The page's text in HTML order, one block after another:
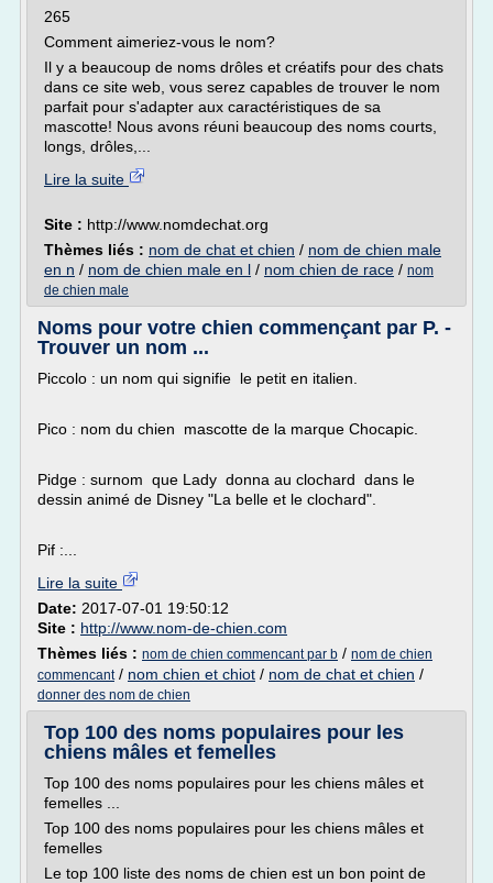
265
Comment aimeriez-vous le nom?
Il y a beaucoup de noms drôles et créatifs pour des chats
dans ce site web, vous serez capables de trouver le nom
parfait pour s'adapter aux caractéristiques de sa
mascotte! Nous avons réuni beaucoup des noms courts,
longs, drôles,...
Lire la suite
Site : http://www.nomdechat.org
Thèmes liés : nom de chat et chien / nom de chien male
en n / nom de chien male en l / nom chien de race / nom
de chien male
Noms pour votre chien commençant par P. -
Trouver un nom ...
Piccolo : un nom qui signifie le petit en italien.
Pico : nom du chien mascotte de la marque Chocapic.
Pidge : surnom que Lady donna au clochard dans le
dessin animé de Disney "La belle et le clochard".
Pif :...
Lire la suite
Date: 2017-07-01 19:50:12
Site : http://www.nom-de-chien.com
Thèmes liés : nom de chien commencant par b / nom de chien
commencant/ nom chien et chiot / nom de chat et chien /
donner des nom de chien
Top 100 des noms populaires pour les
chiens mâles et femelles
Top 100 des noms populaires pour les chiens mâles et
femelles ...
Top 100 des noms populaires pour les chiens mâles et
femelles
Le top 100 liste des noms de chien est un bon point de